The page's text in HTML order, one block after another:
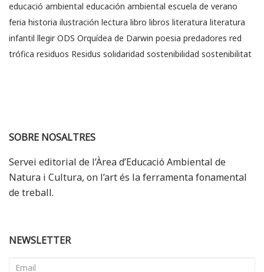
educació ambiental educación ambiental escuela de verano
feria historia ilustración lectura libro libros literatura literatura
infantil llegir ODS Orquídea de Darwin poesia predadores red
trófica residuos Residus solidaridad sostenibilidad sostenibilitat
SOBRE NOSALTRES
Servei editorial de l’Àrea d’Educació Ambiental de
Natura i Cultura, on l’art és la ferramenta fonamental
de treball.
NEWSLETTER